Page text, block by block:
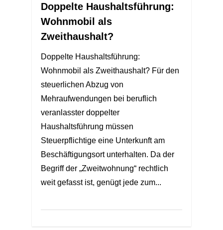
Doppelte Haushaltsführung:
Wohnmobil als
Zweithaushalt?
Doppelte Haushaltsführung:
Wohnmobil als Zweithaushalt? Für den
steuerlichen Abzug von
Mehraufwendungen bei beruflich
veranlasster doppelter
Haushaltsführung müssen
Steuerpflichtige eine Unterkunft am
Beschäftigungsort unterhalten. Da der
Begriff der „Zweitwohnung“ rechtlich
weit gefasst ist, genügt jede zum...